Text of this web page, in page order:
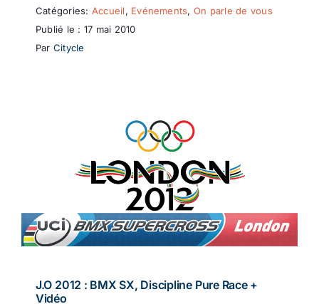
Catégories: Accueil, Evénements, On parle de vous
Publié le : 17 mai 2010
Par Citycle
J.O 2012 : BMX SX, Discipline Pure Race +
Vidéo